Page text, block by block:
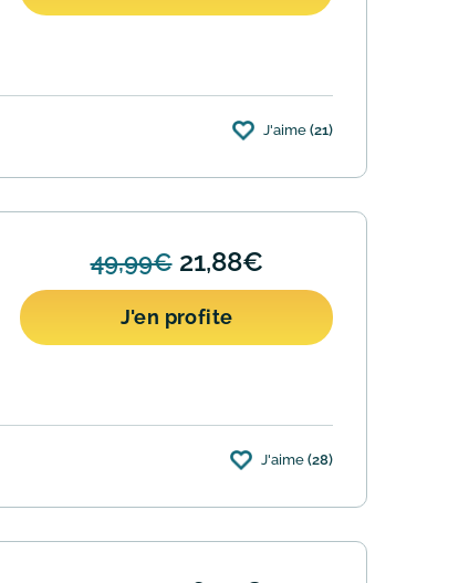
J'aime (21)
49,99€21,88€
J'en profite
J'aime (28)